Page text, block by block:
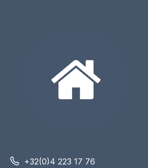
+32(0)4 223 17 76